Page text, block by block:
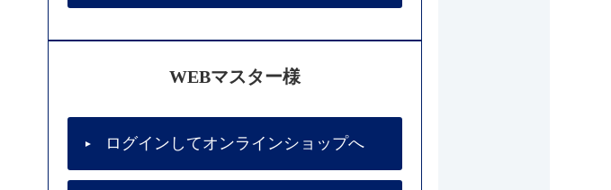
WEBマスター様
ログインしてオンラインショップへ